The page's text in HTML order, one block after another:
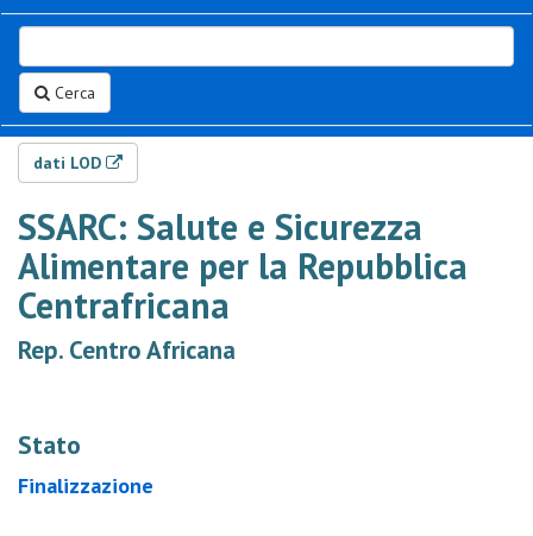
Cerca
dati LOD
SSARC: Salute e Sicurezza
Alimentare per la Repubblica
Centrafricana
Rep. Centro Africana
Stato
Finalizzazione